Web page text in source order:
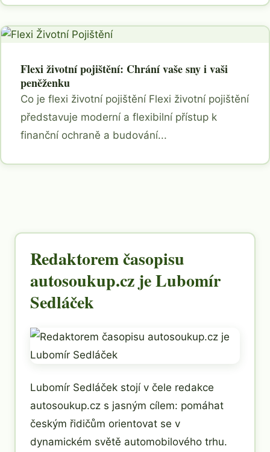
Flexi životní pojištění: Chrání vaše sny i vaši
peněženku
Co je flexi životní pojištění Flexi životní pojištění
představuje moderní a flexibilní přístup k
finanční ochraně a budování...
Redaktorem časopisu
autosoukup.cz je Lubomír
Sedláček
Lubomír Sedláček stojí v čele redakce
autosoukup.cz s jasným cílem: pomáhat
českým řidičům orientovat se v
dynamickém světě automobilového trhu.